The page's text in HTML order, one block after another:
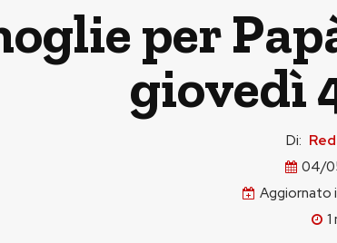
per
giovedì
Di:
04/
Aggiornato
1